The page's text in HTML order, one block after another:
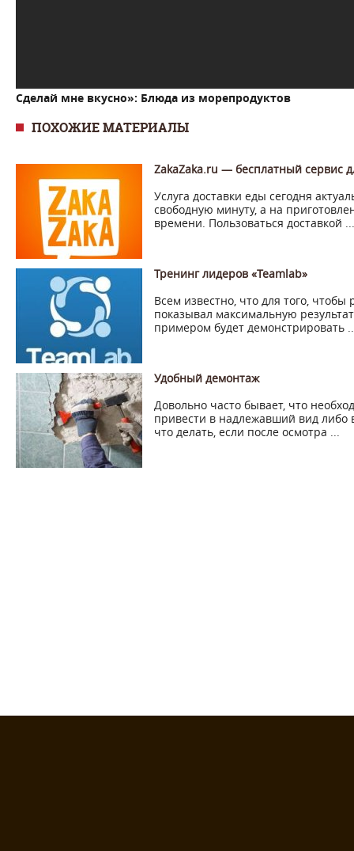
Сделай мне вкусно»: Блюда из морепродуктов
ПОХОЖИЕ МАТЕРИАЛЫ
ZakaZaka.ru — бесплатный сервис
Услуга доставки еды сегодня
свободную минуту, а на
времени. Пользоваться доставкой ...
Тренинг лидеров «Teamlab»
Всем известно, что для того,
показывал максимальную
примером будет демонстрировать
Удобный демонтаж
Довольно часто бывает, что
привести в надлежавший вид
что делать, если после осмотра ...